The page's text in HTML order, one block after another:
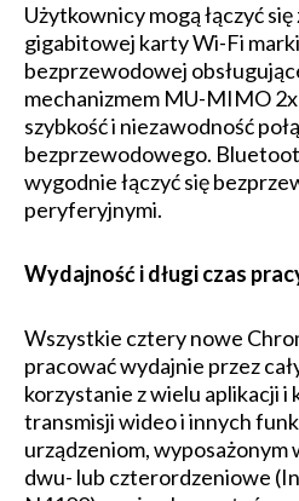
Użytkownicy mogą łączyć
gigabitowej karty Wi-Fi
bezprzewodowej
mechanizmem MU-MIMO
szybkość i niezawodność
bezprzewodowego.
wygodnie łączyć się
peryferyjnymi.
Wydajność i długi czas
Wszystkie cztery nowe
pracować wydajnie przez
korzystanie z wielu aplikacji
transmisji wideo i innych
urządzeniom,
dwu- lub czterordzeniowe